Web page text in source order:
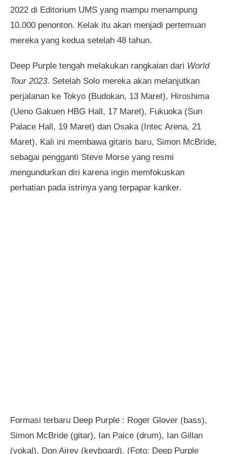
2022 di Editorium UMS yang mampu menampung
10.000 penonton. Kelak itu akan menjadi pertemuan
mereka yang kedua setelah 48 tahun.
Deep Purple tengah melakukan rangkaian dari World
Tour 2023. Setelah Solo mereka akan melanjutkan
perjalanan ke Tokyo (Budokan, 13 Maret), Hiroshima
(Ueno Gakuen HBG Hall, 17 Maret), Fukuoka (Sun
Palace Hall, 19 Maret) dan Osaka (Intec Arena, 21
Maret). Kali ini membawa gitaris baru, Simon McBride,
sebagai pengganti Steve Morse yang resmi
mengundurkan diri karena ingin memfokuskan
perhatian pada istrinya yang terpapar kanker.
Formasi terbaru Deep Purple : Roger Glover (bass),
Simon McBride (gitar), Ian Paice (drum), Ian Gillan
(vokal), Don Airey (keyboard). (Foto: Deep Purple